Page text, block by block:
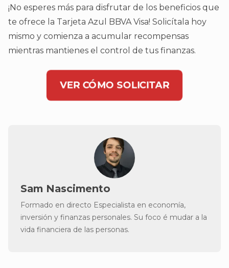
¡No esperes más para disfrutar de los beneficios que
te ofrece la Tarjeta Azul BBVA Visa! Solicítala hoy
mismo y comienza a acumular recompensas
mientras mantienes el control de tus finanzas.
VER CÓMO SOLICITAR
Sam Nascimento
Formado en directo Especialista en economía,
inversión y finanzas personales. Su foco é mudar a la
vida financiera de las personas.